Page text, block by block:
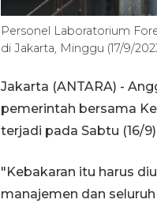
Personel Laboratorium
di Jakarta, Minggu (17/9/
Jakarta (ANTARA) -
pemerintah bersama
terjadi pada Sabtu (16/
"Kebakaran itu harus
manajemen dan